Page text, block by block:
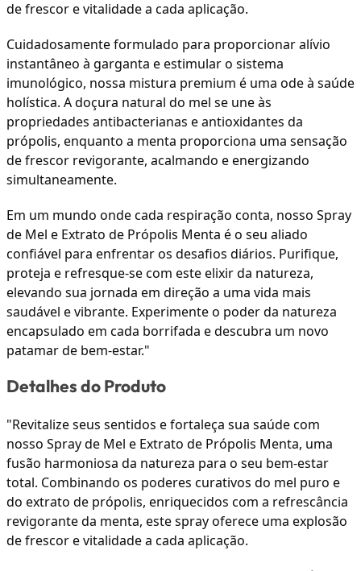
de frescor e vitalidade a cada aplicação.
Cuidadosamente formulado para proporcionar alívio
instantâneo à garganta e estimular o sistema
imunológico, nossa mistura premium é uma ode à saúde
holística. A doçura natural do mel se une às
propriedades antibacterianas e antioxidantes da
própolis, enquanto a menta proporciona uma sensação
de frescor revigorante, acalmando e energizando
simultaneamente.
Em um mundo onde cada respiração conta, nosso Spray
de Mel e Extrato de Própolis Menta é o seu aliado
confiável para enfrentar os desafios diários. Purifique,
proteja e refresque-se com este elixir da natureza,
elevando sua jornada em direção a uma vida mais
saudável e vibrante. Experimente o poder da natureza
encapsulado em cada borrifada e descubra um novo
patamar de bem-estar."
Detalhes do Produto
"Revitalize seus sentidos e fortaleça sua saúde com
nosso Spray de Mel e Extrato de Própolis Menta, uma
fusão harmoniosa da natureza para o seu bem-estar
total. Combinando os poderes curativos do mel puro e
do extrato de própolis, enriquecidos com a refrescância
revigorante da menta, este spray oferece uma explosão
de frescor e vitalidade a cada aplicação.